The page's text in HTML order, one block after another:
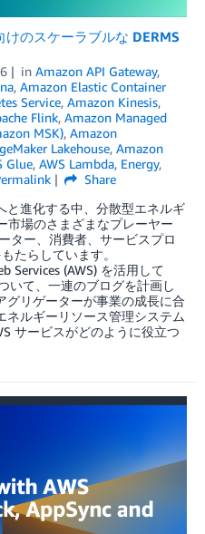
のスケーラブルな DERMS
in Amazon API Gateway,
, Amazon Elastic Container
Service, Amazon Kinesis,
Flink, Amazon Managed
MSK), Amazon
Lakehouse, Amazon
Glue, AWS Lambda, Energy,
Share
と進化する中、分散型エネルギ
市場のさまざまなプレーヤー
ター、消費者、サービスプロ
たらしています。
Services (AWS) を活用して
いて、一連のブログを計画し
グリゲーターが事業の成長に合
ネルギーリソース管理システム
サービスがどのように役立つ